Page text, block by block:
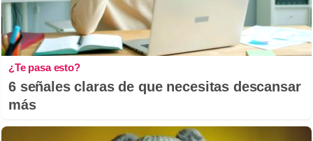
¿Te pasa esto?
6 señales claras de que necesitas descansar
más